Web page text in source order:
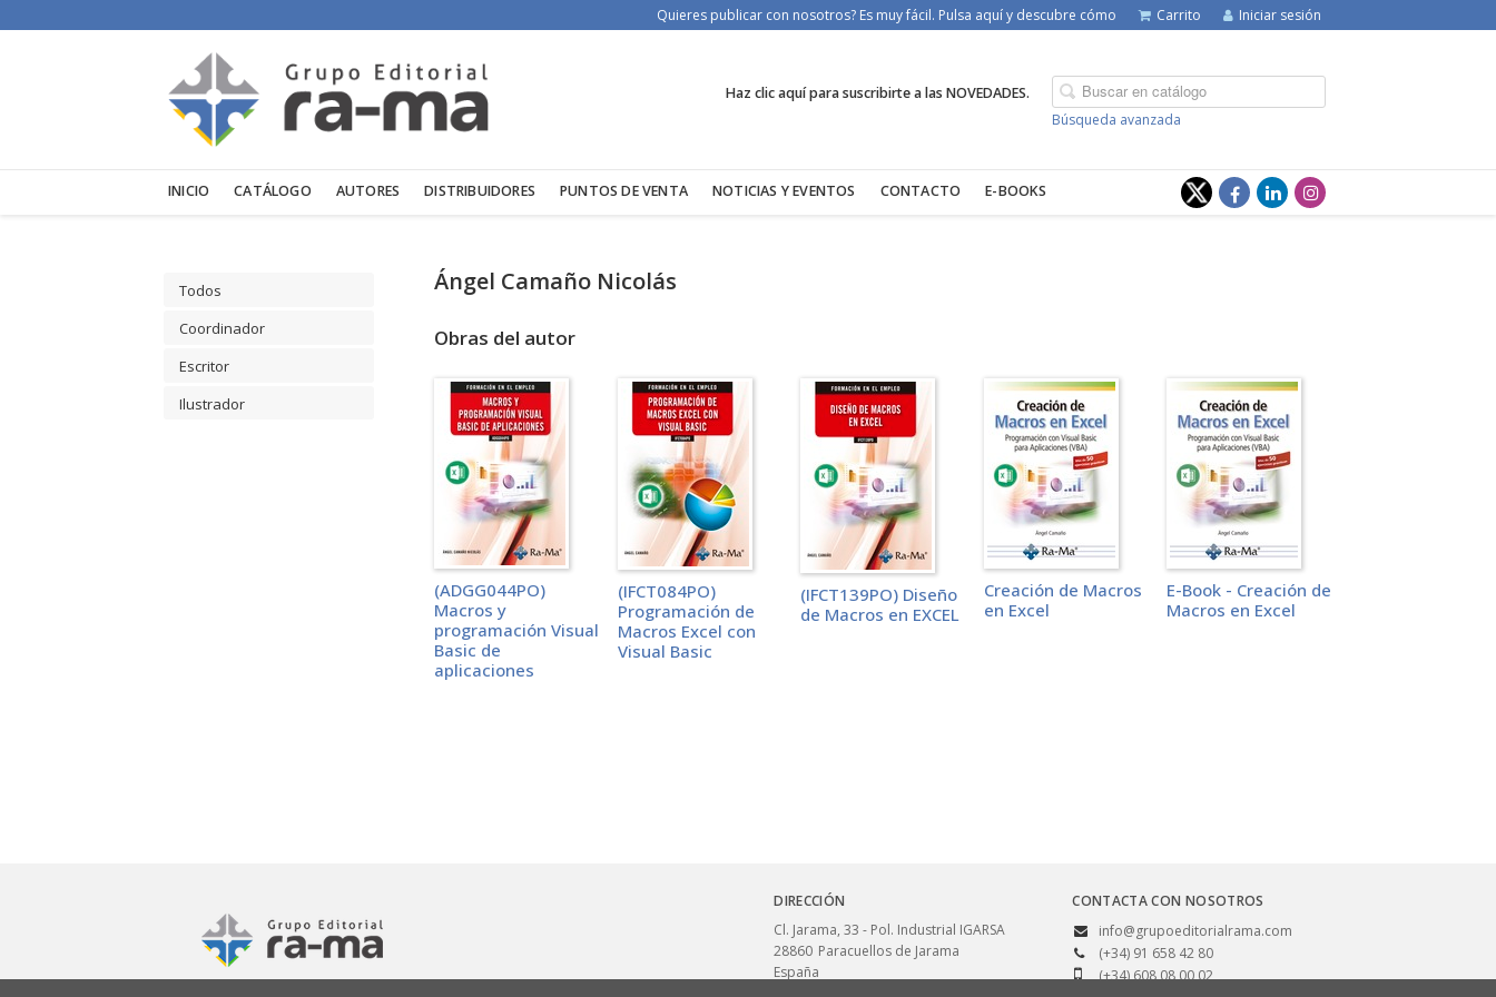
Quieres publicar con nosotros? Es muy fácil. Pulsa aquí y descubre cómo Carrito Iniciar sesión
Búsqueda avanzada
Haz clic aquí para suscribirte a las NOVEDADES.
INICIO CATÁLOGO AUTORES DISTRIBUIDORES PUNTOS DE VENTA NOTICIAS Y EVENTOS CONTACTO E-BOOKS
Todos
Coordinador
Escritor
Ilustrador
Ángel Camaño Nicolás
Obras del autor
(ADGG044PO)
Macros y
programación Visual
Basic de
aplicaciones
(IFCT084PO)
Programación de
Macros Excel con
Visual Basic
(IFCT139PO) Diseño
de Macros en EXCEL
Creación de Macros
en Excel
E-Book - Creación de
Macros en Excel
DIRECCIÓN
Cl. Jarama, 33 - Pol. Industrial IGARSA
28860 Paracuellos de Jarama
España
CONTACTA CON NOSOTROS
info@grupoeditorialrama.com
(+34) 91 658 42 80
(+34) 608 08 00 02